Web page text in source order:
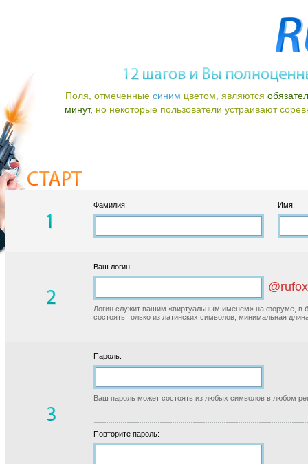
Поля, отмеченные синим цветом, являются
минут, но некоторые пользователи устраивают
Фамилия: Имя:
Ваш логин:
Логин служит вашим «виртуальным именем» на форуме, в
состоять только из латинских символов, минимальная
Пароль:
Ваш пароль может состоять из любых символов в любом
Повторите пароль: